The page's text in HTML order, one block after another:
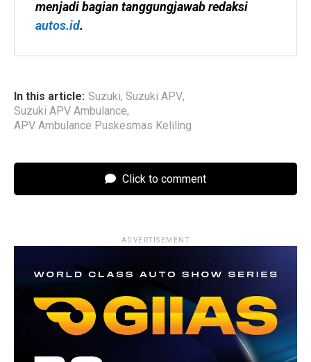
autos.id.
In this article: Suzuki, Suzuki APV,
Suzuki APV Ambulance,
APV Ambulance Puskesmas Keliling
Click to comment
ADVERTISEMENT